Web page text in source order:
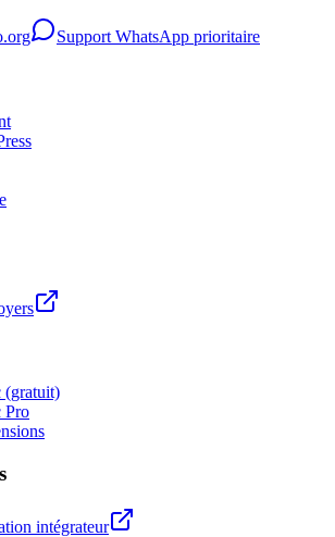
Support WhatsApp prioritaire
(gratuit)
Pro
intégrateur